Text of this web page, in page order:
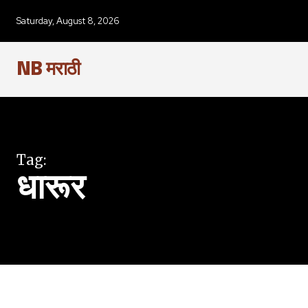
of the
To subscribe, simply enter
Saturday, August 8, 2026
NB मराठी
Tag:
धारूर